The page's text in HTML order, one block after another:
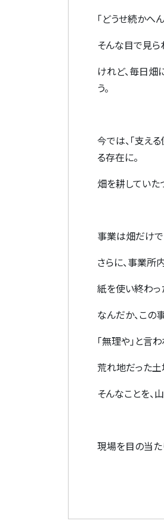
「どうせ続かへ
そんな目で見ら
けれど、毎日畑
う。
今では、「支え
る存在に。
畑を耕していた
事業は畑だけで
さらに、事業所
紙を使い終わっ
なんだか、この
「無理や」と言
荒れ地だった土
そんなことを、
現場を目の当た